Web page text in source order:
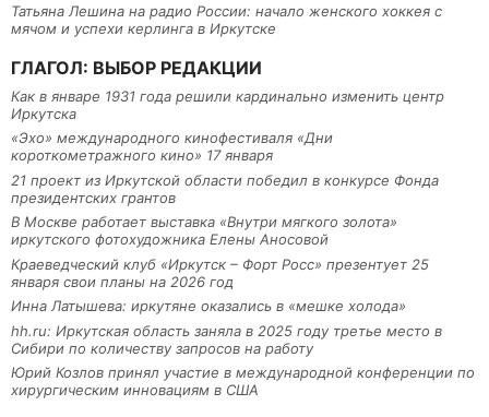
Татьяна Лешина на радио России: начало женского хоккея с
мячом и успехи керлинга в Иркутске
ГЛАГОЛ: ВЫБОР РЕДАКЦИИ
Как в январе 1931 года решили кардинально изменить центр
Иркутска
«Эхо» международного кинофестиваля «Дни
короткометражного кино» 17 января
21 проект из Иркутской области победил в конкурсе Фонда
президентских грантов
В Москве работает выставка «Внутри мягкого золота»
иркутского фотохудожника Елены Аносовой
Краеведческий клуб «Иркутск – Форт Росс» презентует 25
января свои планы на 2026 год
Инна Латышева: иркутяне оказались в «мешке холода»
hh.ru: Иркутская область заняла в 2025 году третье место в
Сибири по количеству запросов на работу
Юрий Козлов принял участие в международной конференции по
хирургическим инновациям в США